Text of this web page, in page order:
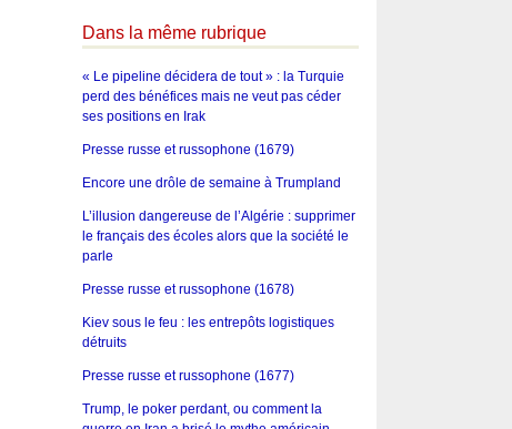
Dans la même rubrique
« Le pipeline décidera de tout » : la Turquie
perd des bénéfices mais ne veut pas céder
ses positions en Irak
Presse russe et russophone (1679)
Encore une drôle de semaine à Trumpland
L’illusion dangereuse de l’Algérie : supprimer
le français des écoles alors que la société le
parle
Presse russe et russophone (1678)
Kiev sous le feu : les entrepôts logistiques
détruits
Presse russe et russophone (1677)
Trump, le poker perdant, ou comment la